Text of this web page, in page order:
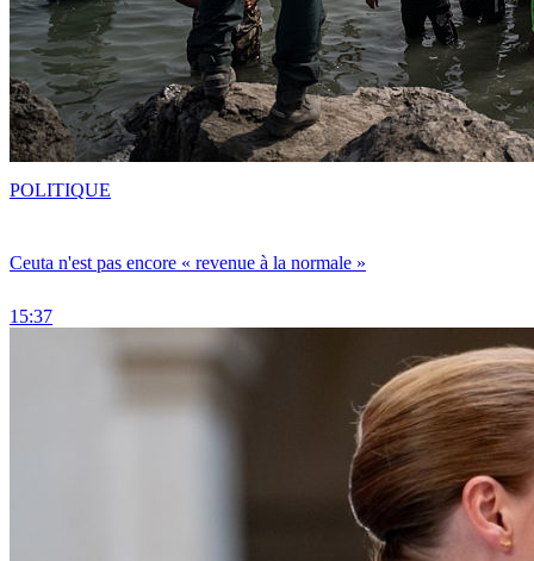
Ceuta n'est pas encore « revenue à la normale »
15:37
POLITIQUE